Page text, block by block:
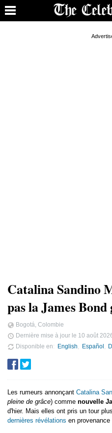
Catalina Sandino
pas la James
Bogotá, Colombie
Dernière mise à jour le 10 août
Disponible en
English Español
Les rumeurs annonçant Catalina
pleine de grâce) comme nouvelle
d'hier. Mais elles ont pris un tour
dernières révélations en provenance